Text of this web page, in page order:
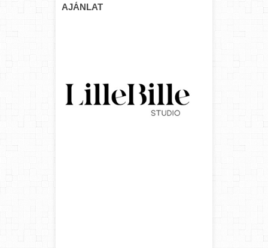
AJÁNLAT